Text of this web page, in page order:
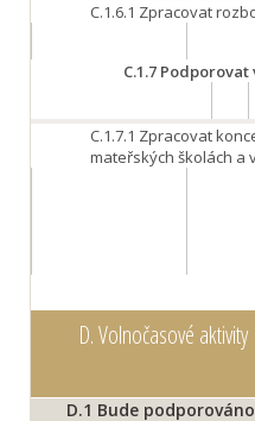
C.1.6.1 Zpracovat
C.1.7 Podporovat
C.1.7.1 Zpracovat
mateřských školách a
D.Volnočasové aktivity
D.1 Bude